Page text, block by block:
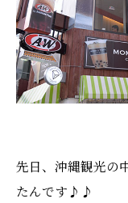
先日、沖縄観光の
たんです♪♪